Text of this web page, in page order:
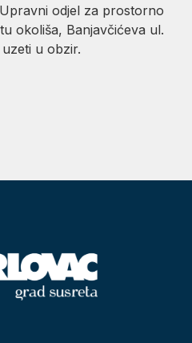
odjel za prostorno
okoliša, Banjavčićeva ul.
u obzir.